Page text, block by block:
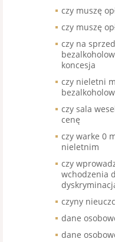
czy muszę
czy muszę
czy na
koncesja
czy nieletni
czy sala
cenę
czy warke 0
nieletnim
czy
wchodzenia
czyny
dane
dane